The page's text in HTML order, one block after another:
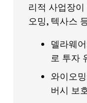
리적 사업장
오밍, 텍사스
델라웨
로 투자
와이오
버시 보